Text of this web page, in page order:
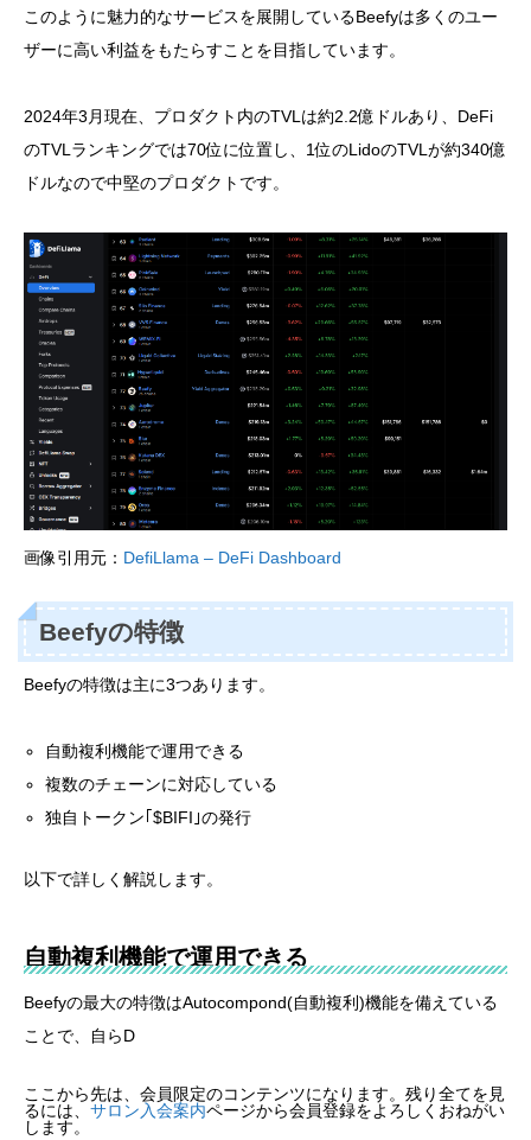
このように魅力的なサービスを展開しているBeefyは多くのユー
ザーに高い利益をもたらすことを目指しています。
2024年3月現在、プロダクト内のTVLは約2.2億ドルあり、DeFi
のTVLランキングでは70位に位置し、1位のLidoのTVLが約340億
ドルなので中堅のプロダクトです。
画像引用元： DefiLlama – DeFi Dashboard
Beefyの特徴
Beefyの特徴は主に3つあります。
自動複利機能で運用できる
複数のチェーンに対応している
独自トークン｢$BIFI｣の発行
以下で詳しく解説します。
自動複利機能で運用できる
Beefyの最大の特徴はAutocompond(自動複利)機能を備えている
ことで、自らD
ここから先は、会員限定のコンテンツになります。残り全てを見
るには、 サロン入会案内ページから会員登録をよろしくおねがい
します。